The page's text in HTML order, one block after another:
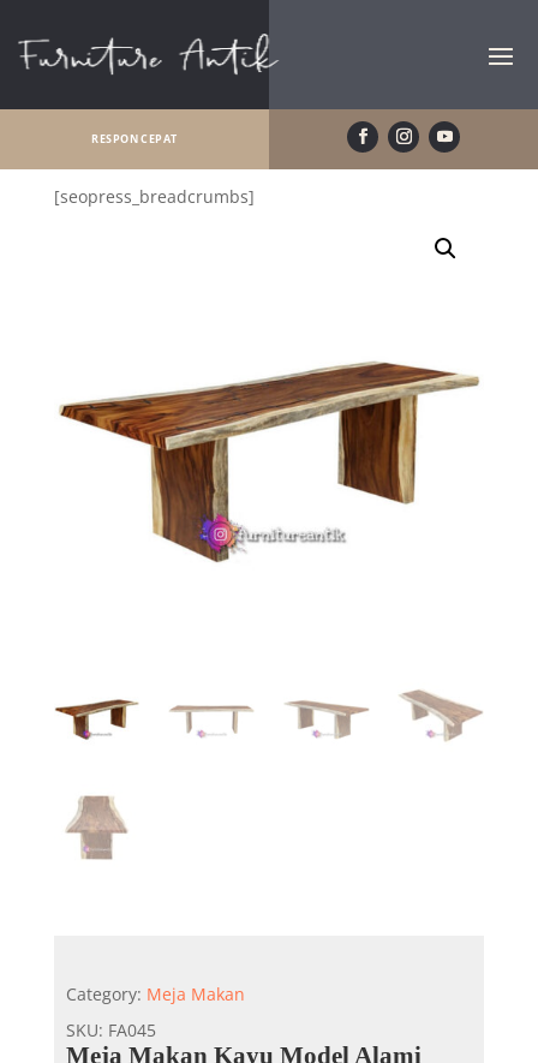
RESPON CEPAT
[seopress_breadcrumbs]
Category: Meja Makan
SKU: FA045
Meja Makan Kayu Model Alami